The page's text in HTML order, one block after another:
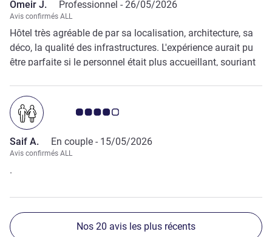
Omeir J. Professionnel - 26/05/2026
Avis confirmés ALL
Hôtel très agréable de par sa localisation, architecture, sa
déco, la qualité des infrastructures. L'expérience aurait pu
être parfaite si le personnel était plus accueillant, souriant
personnel correspondent plus à un hôtel 3 étoiles.
Note Avis clients 4.0/5
Saif A. En couple - 15/05/2026
Avis confirmés ALL
.
Nos 20 avis les plus récents